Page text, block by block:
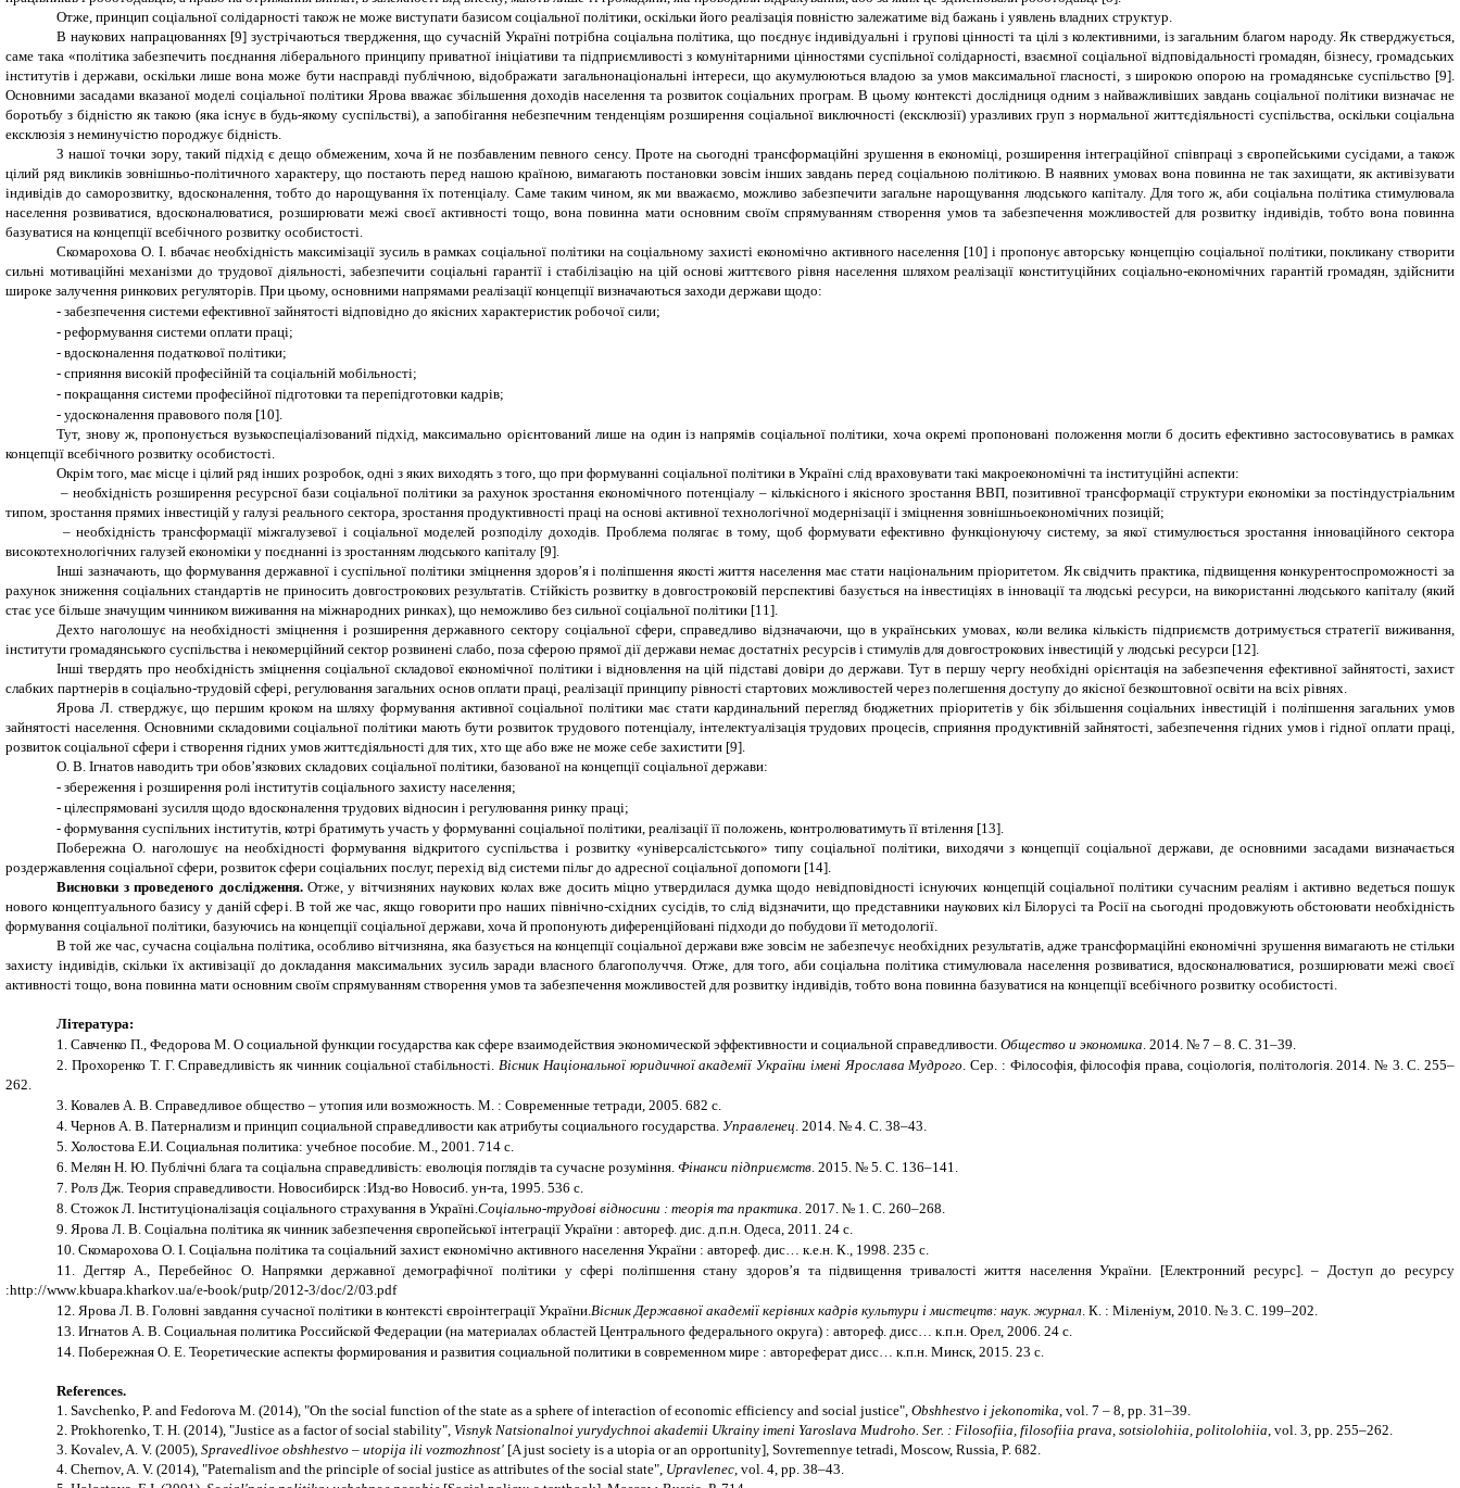
Отже, принцип соціальної солідарності також не може виступати базисом соціальної політики, оскільки його реалізація повністю залежатиме від бажань і уявлень владних структур.
В наукових напрацюваннях [9] зустрічаються твердження, що сучасній Україні потрібна соціальна політика, що поєднує індивідуальні і групові цінності та цілі з колективними, із загальним благом народу. Як стверджується,
саме така «політика забезпечить поєднання ліберального принципу приватної ініціативи та підприємливості з комунітарними цінностями суспільної солідарності, взаємної соціальної відповідальності громадян, бізнесу, громадських
інститутів і держави, оскільки лише вона може бути насправді публічною, відображати загальнонаціональні інтереси, що акумулюються владою за умов максимальної гласності, з широкою опорою на громадянське суспільство [9].
Основними засадами вказаної моделі соціальної політики Ярова вважає збільшення доходів населення та розвиток соціальних програм. В цьому контексті дослідниця одним з найважливіших завдань соціальної політики визначає не
боротьбу з бідністю як такою (яка існує в будь-якому суспільстві), а запобігання небезпечним тенденціям розширення соціальної виключності (ексклюзії) уразливих груп з нормальної життєдіяльності суспільства, оскільки соціальна
ексклюзія з неминучістю породжує бідність.
З нашої точки зору, такий підхід є дещо обмеженим, хоча й не позбавленим певного сенсу. Проте на сьогодні трансформаційні зрушення в економіці, розширення інтеграційної співпраці з європейськими сусідами, а також
цілий ряд викликів зовнішньо-політичного характеру, що постають перед нашою країною, вимагають постановки зовсім інших завдань перед соціальною політикою. В наявних умовах вона повинна не так захищати, як активізувати
індивідів до саморозвитку, вдосконалення, тобто до нарощування їх потенціалу. Саме таким чином, як ми вважаємо, можливо забезпечити загальне нарощування людського капіталу. Для того ж, аби соціальна політика стимулювала
населення розвиватися, вдосконалюватися, розширювати межі своєї активності тощо, вона повинна мати основним своїм спрямуванням створення умов та забезпечення можливостей для розвитку індивідів, тобто вона повинна
базуватися на концепції всебічного розвитку особистості.
Скомарохова О. І. вбачає необхідність максимізації зусиль в рамках соціальної політики на соціальному захисті економічно активного населення [10] і пропонує авторську концепцію соціальної політики, покликану створити
сильні мотиваційні механізми до трудової діяльності, забезпечити соціальні гарантії і стабілізацію на цій основі життєвого рівня населення шляхом реалізації конституційних соціально-економічних гарантій громадян, здійснити
широке залучення ринкових регуляторів. При цьому, основними напрямами реалізації концепції визначаються заходи держави щодо:
- забезпечення системи ефективної зайнятості відповідно до якісних характеристик робочої сили;
- реформування системи оплати праці;
- вдосконалення податкової політики;
- сприяння високій професійній та соціальній мобільності;
- покращання системи професійної підготовки та перепідготовки кадрів;
- удосконалення правового поля [10].
Тут, знову ж, пропонується вузькоспеціалізований підхід, максимально орієнтований лише на один із напрямів соціальної політики, хоча окремі пропоновані положення могли б досить ефективно застосовуватись в рамках
концепції всебічного розвитку особистості.
Окрім того, має місце і цілий ряд інших розробок, одні з яких виходять з того, що при формуванні соціальної політики в Україні слід враховувати такі макроекономічні та інституційні аспекти:
– необхідність розширення ресурсної бази соціальної політики за рахунок зростання економічного потенціалу – кількісного і якісного зростання ВВП, позитивної трансформації структури економіки за постіндустріальним
типом, зростання прямих інвестицій у галузі реального сектора, зростання продуктивності праці на основі активної технологічної модернізації і зміцнення зовнішньоекономічних позицій;
– необхідність трансформації міжгалузевої і соціальної моделей розподілу доходів. Проблема полягає в тому, щоб формувати ефективно функціонуючу систему, за якої стимулюється зростання інноваційного сектора
високотехнологічних галузей економіки у поєднанні із зростанням людського капіталу [9].
Інші зазначають, що формування державної і суспільної політики зміцнення здоров’я і поліпшення якості життя населення має стати національним пріоритетом. Як свідчить практика, підвищення конкурентоспроможності за
рахунок зниження соціальних стандартів не приносить довгострокових результатів. Стійкість розвитку в довгостроковій перспективі базується на інвестиціях в інновації та людські ресурси, на використанні людського капіталу (який
стає усе більше значущим чинником виживання на міжнародних ринках), що неможливо без сильної соціальної політики [11].
Дехто наголошує на необхідності зміцнення і розширення державного сектору соціальної сфери, справедливо відзначаючи, що в українських умовах, коли велика кількість підприємств дотримується стратегії виживання,
інститути громадянського суспільства і некомерційний сектор розвинені слабо, поза сферою прямої дії держави немає достатніх ресурсів і стимулів для довгострокових інвестицій у людські ресурси [12].
Інші твердять про необхідність зміцнення соціальної складової економічної політики і відновлення на цій підставі довіри до держави. Тут в першу чергу необхідні орієнтація на забезпечення ефективної зайнятості, захист
слабких партнерів в соціально-трудовій сфері, регулювання загальних основ оплати праці, реалізації принципу рівності стартових можливостей через полегшення доступу до якісної безкоштовної освіти на всіх рівнях.
Ярова Л. стверджує, що першим кроком на шляху формування активної соціальної політики має стати кардинальний перегляд бюджетних пріоритетів у бік збільшення соціальних інвестицій і поліпшення загальних умов
зайнятості населення. Основними складовими соціальної політики мають бути розвиток трудового потенціалу, інтелектуалізація трудових процесів, сприяння продуктивній зайнятості, забезпечення гідних умов і гідної оплати праці,
розвиток соціальної сфери і створення гідних умов життєдіяльності для тих, хто ще або вже не може себе захистити [9].
О. В. Ігнатов наводить три обов’язкових складових соціальної політики, базованої на концепції соціальної держави:
- збереження і розширення ролі інститутів соціального захисту населення;
- цілеспрямовані зусилля щодо вдосконалення трудових відносин і регулювання ринку праці;
- формування суспільних інститутів, котрі братимуть участь у формуванні соціальної політики, реалізації її положень, контролюватимуть її втілення [13].
Побережна О. наголошує на необхідності формування відкритого суспільства і розвитку «універсалістського» типу соціальної політики, виходячи з концепції соціальної держави, де основними засадами визначається
роздержавлення соціальної сфери, розвиток сфери соціальних послуг, перехід від системи пільг до адресної соціальної допомоги [14].
Висновки з проведеного дослідження. Отже, у вітчизняних наукових колах вже досить міцно утвердилася думка щодо невідповідності існуючих концепцій соціальної політики сучасним реаліям і активно ведеться пошук
нового концептуального базису у даній сфері. В той же час, якщо говорити про наших північно-східних сусідів, то слід відзначити, що представники наукових кіл Білорусі та Росії на сьогодні продовжують обстоювати необхідність
формування соціальної політики, базуючись на концепції соціальної держави, хоча й пропонують диференційовані підходи до побудови її методології.
В той же час, сучасна соціальна політика, особливо вітчизняна, яка базується на концепції соціальної держави вже зовсім не забезпечує необхідних результатів, адже трансформаційні економічні зрушення вимагають не стільки
захисту індивідів, скільки їх активізації до докладання максимальних зусиль заради власного благополуччя. Отже, для того, аби соціальна політика стимулювала населення розвиватися, вдосконалюватися, розширювати межі своєї
активності тощо, вона повинна мати основним своїм спрямуванням створення умов та забезпечення можливостей для розвитку індивідів, тобто вона повинна базуватися на концепції всебічного розвитку особистості.
Література:
1. Савченко П., Федорова М. О социальной функции государства как сфере взаимодействия экономической эффективности и социальной справедливости.Общество и экономика. 2014. № 7 – 8. С. 31–39.
2. Прохоренко Т. Г. Справедливість як чинник соціальної стабільності.Вісник Національної юридичної академії України імені Ярослава Мудрого. Сер. : Філософія, філософія права, соціологія, політологія. 2014. № 3. С. 255–
262.
3. Ковалев А. В. Справедливое общество – утопия или возможность. М. : Современные тетради, 2005. 682 с.
4. Чернов А. В. Патернализм и принцип социальной справедливости как атрибуты социального государства. Управленец. 2014. № 4. С. 38–43.
5. Холостова Е.И. Социальная политика: учебное пособие. М., 2001. 714 с.
6. Мелян Н. Ю. Публічні блага та соціальна справедливість: еволюція поглядів та сучасне розуміння.Фінанси підприємств. 2015. № 5. С. 136–141.
7. Ролз Дж. Теория справедливости. Новосибирск :Изд-во Новосиб. ун-та, 1995. 536 с.
8. Стожок Л.Інституціоналізація соціального страхування в Україні.Соціально-трудові відносини : теорія та практика. 2017. № 1. С. 260–268.
9. Ярова Л. В. Соціальна політика як чинник забезпечення європейської інтеграції України : автореф. диc. д.п.н. Одеса, 2011. 24 с.
10. Скомарохова О. І. Соціальна політика та соціальний захист економічно активного населення України : автореф. дис… к.е.н. К., 1998. 235 с.
11. Дегтяр А., Перебейнос О. Напрямки державної демографічної політики у сфері поліпшення стану здоров’я та підвищення тривалості життя населення України. [Електронний ресурс]. – Доступ до ресурсу
:http://www.kbuapa.kharkov.ua/e-book/putp/2012-3/doc/2/03.pdf
12. Ярова Л. В. Головні завдання сучасної політики в контексті євроінтеграції України.Вісник Державної академії керівних кадрів культури і мистецтв: наук. журнал. К. : Міленіум, 2010. № 3. С. 199–202.
13. Игнатов А. В. Социальная политика Российской Федерации (на материалах областей Центрального федерального округа) : автореф. дисс… к.п.н. Орел, 2006. 24 с.
14. Побережная О. Е. Теоретические аспекты формирования и развития социальной политики в современном мире : автореферат дисс… к.п.н. Минск, 2015. 23 с.
References.
1. Savchenko, P. and Fedorova M. (2014), "On the social function of the state as a sphere of interaction of economic efficiency and social justice",Obshhestvo i jekonomika, vol. 7 – 8, pp. 31–39.
2. Prokhorenko, T. H. (2014), "Justice as a factor of social stability",Visnyk Natsionalnoi yurydychnoi akademii Ukrainy imeni Yaroslava Mudroho. Ser. : Filosofiia, filosofiia prava, sotsiolohiia, politolohiia, vol. 3, pp. 255–262.
3. Kovalev, A. V. (2005),Spravedlivoe obshhestvo – utopija ili vozmozhnost' [A just society is a utopia or an opportunity], Sovremennye tetradi, Moscow, Russia, P. 682.
4. Chernov, A. V. (2014), "Paternalism and the principle of social justice as attributes of the social state", Upravlenec, vol. 4, pp. 38–43.